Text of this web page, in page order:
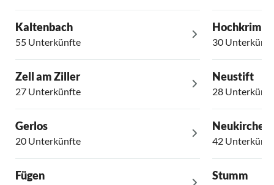
Kaltenbach
55 Unterkünfte
Zell am Ziller
27 Unterkünfte
Gerlos
20 Unterkünfte
Fügen
Hochkrimml
30
Neustift
28
Neukirchen
42
Stumm